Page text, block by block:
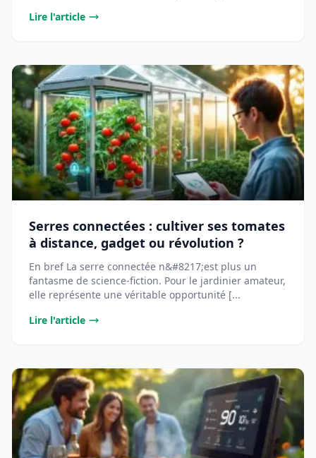
Lire l'article
Serres connectées : cultiver ses tomates
à distance, gadget ou révolution ?
En bref La serre connectée n&#8217;est plus un
fantasme de science-fiction. Pour le jardinier amateur,
elle représente une véritable opportunité [...
Lire l'article